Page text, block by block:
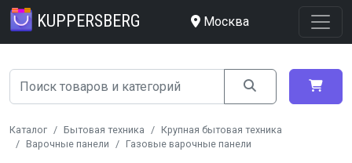
KUPPERSBERG Москва
Каталог Бытовая техника
Крупная бытовая техника
Варочные панели
Газовые варочные панели